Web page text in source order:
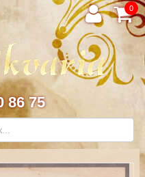
0
86 75